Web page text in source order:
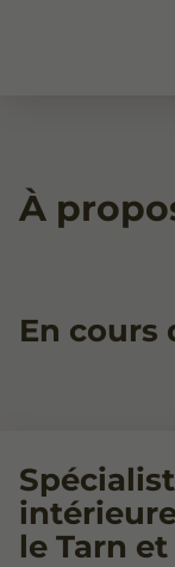
À
En cours
le Tarn